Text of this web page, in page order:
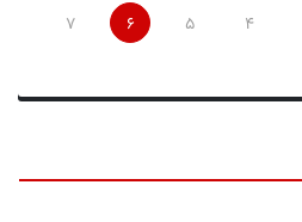
4
5
6
7